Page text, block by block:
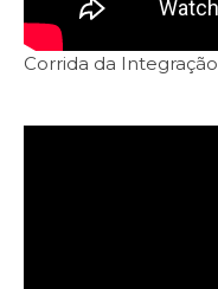
Corrida da Integração